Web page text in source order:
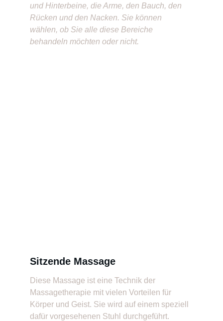
und Hinterbeine, die Arme, den Bauch, den
Rücken und den Nacken. Sie können
wählen, ob Sie alle diese Bereiche
behandeln möchten oder nicht.
Diese Massage ist eine Technik der
Massagetherapie mit vielen Vorteilen für
Körper und Geist. Sie wird auf einem speziell
dafür vorgesehenen Stuhl durchgeführt.
Sitzende Massage